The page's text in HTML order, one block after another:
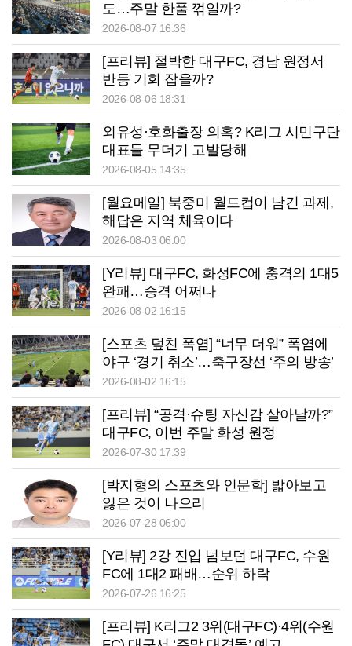
도…주말 한풀 꺾일까?
2026-08-07 16:36
[프리뷰] 절박한 대구FC, 경남 원정서
반등 기회 잡을까?
2026-08-06 18:31
외유성·호화출장 의혹? K리그 시민구단
대표들 무더기 고발당해
2026-08-05 14:35
[월요메일] 북중미 월드컵이 남긴 과제,
해답은 지역 체육이다
2026-08-03 06:00
[Y리뷰] 대구FC, 화성FC에 충격의 1대5
완패…승격 어쩌나
2026-08-02 16:15
[스포츠 덮친 폭염] “너무 더워” 폭염에
야구 ‘경기 취소’…축구장선 ‘주의 방송’
2026-08-02 16:15
[프리뷰] “공격·슈팅 자신감 살아날까?”
대구FC, 이번 주말 화성 원정
2026-07-30 17:39
[박지형의 스포츠와 인문학] 밟아보고
잃은 것이 나으리
2026-07-28 06:00
[Y리뷰] 2강 진입 넘보던 대구FC, 수원
FC에 1대2 패배…순위 하락
2026-07-26 16:25
[프리뷰] K리그2 3위(대구FC)·4위(수원